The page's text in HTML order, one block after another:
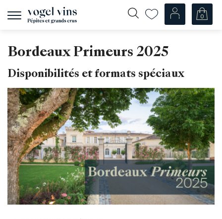
0
Afficher
Vins blancs
Vins rosés
Vins rouges
Mousseux
Spiritueux
Divers
Nos vins par pays
Bordeaux Primeurs 2025
Disponibilités et formats spéciaux